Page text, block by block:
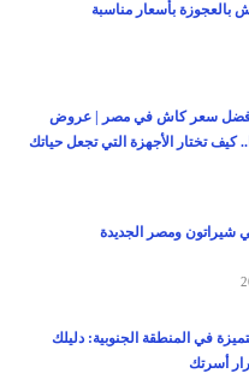
بالعجوزة بأسعار مناسبة
سعر كاش في مصر | عروض
تختار الأجهزة التي تجعل حياتك
شيراتون ومصر الجديدة
في المنطقة الجنوبية: دليلك
أسرتك